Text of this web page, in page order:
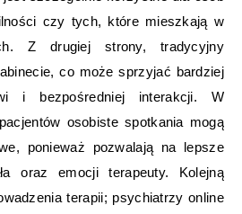
czy tych, które mieszkają w
Z drugiej strony, tradycyjny
co może sprzyjać bardziej
i bezpośredniej interakcji. W
osobiste spotkania mogą
ponieważ pozwalają na lepsze
oraz emocji terapeuty. Kolejną
terapii; psychiatrzy online